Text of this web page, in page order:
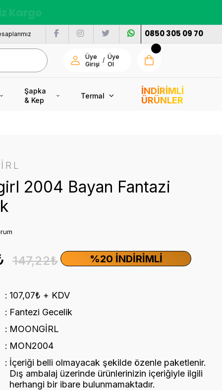
0850 305 09 70
Üye
Girişi
/ Üye
Ol
Şapka
& Kep
Termal
İNDİRİMLİ
ÜRÜNLER
2004 Bayan Fantazi
%20 İNDIRIMLI
147,22₺
107,07₺ + KDV
Fantezi Gecelik
MOONGİRL
MON2004
İçeriği belli olmayacak şekilde özenle paketlenir.
Dış ambalaj üzerinde ürünlerinizin içeriğiyle ilgili
herhangi bir ibare bulunmamaktadır.